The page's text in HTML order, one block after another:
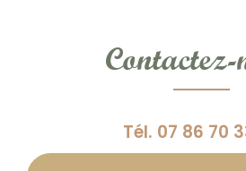
Contactez-
Tél. 07 86 70